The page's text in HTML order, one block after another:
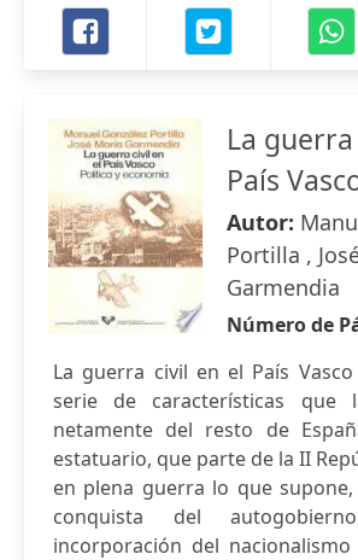
La
País
Autor:
Portilla ,
Garmendia
Número de
La guerra civil en el País
serie de características que
netamente del resto de
estatuario, que parte de la II
en plena guerra lo que
conquista del
incorporación del